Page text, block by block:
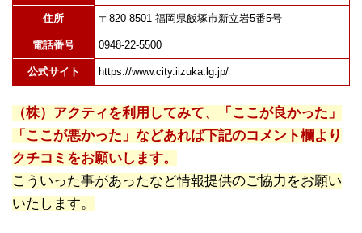
住所 〒820-8501 福岡県飯塚市新立岩5番5号
電話番号 0948-22-5500
公式サイト https://www.city.iizuka.lg.jp/
（株）アクティを利用してみて、「ここが良かった」
「ここが悪かった」などあれば下記のコメント欄より
クチコミをお願いします。
こういった事があったなど情報提供のご協力をお願い
いたします。